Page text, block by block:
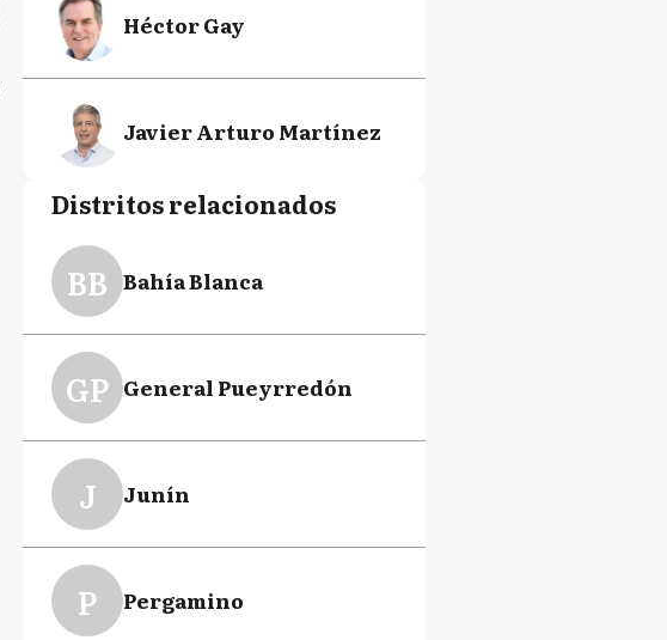
Héctor Gay
Javier Arturo Martínez
Distritos relacionados
BB Bahía Blanca
GP General Pueyrredón
J Junín
P Pergamino